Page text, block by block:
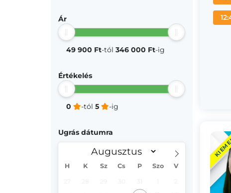
Ár
49 900 Ft-tól 346 000 Ft-ig
Értékelés
0 -tól 5 -ig
Ugrás dátumra
H K Sz Cs P Szo V